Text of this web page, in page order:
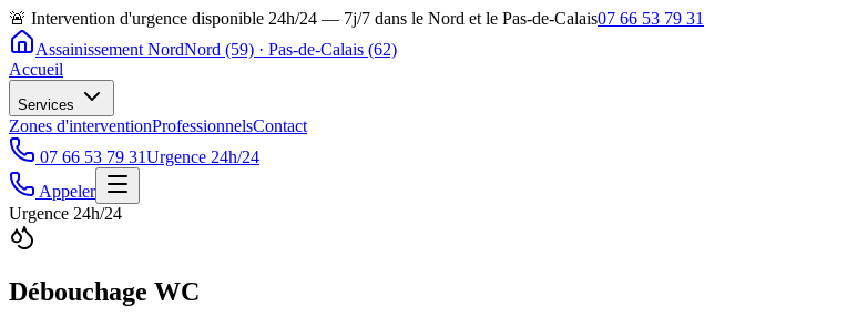
🚨 Intervention d'urgence disponible 24h/24 — 7j/7 dans le Nord et le Pas-de-Calais07 66 53 79 31
Assainissement NordNord (59) · Pas-de-Calais (62)
Accueil
Services
Zones d'interventionProfessionnelsContact
07 66 53 79 31Urgence 24h/24
Appeler
Urgence 24h/24
Débouchage WC